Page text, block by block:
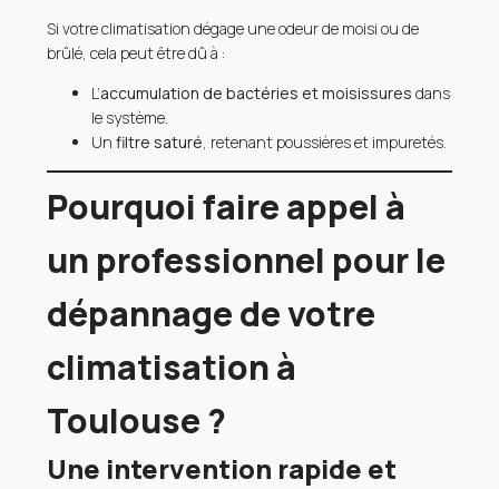
Si votre climatisation dégage une odeur de moisi ou de
brûlé, cela peut être dû à :
L’accumulation de bactéries et moisissures dans
le système.
Unfiltre saturé, retenant poussières et impuretés.
Pourquoi faire appel à
un professionnel pour le
dépannage de votre
climatisation à
Toulouse ?
Une intervention rapide et